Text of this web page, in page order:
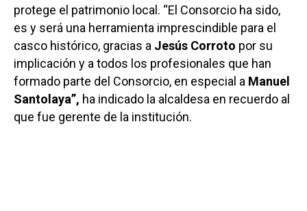
protege el patrimonio local. “El Consorcio ha sido,
es y será una herramienta imprescindible para el
casco histórico, gracias a Jesús Corroto por su
implicación y a todos los profesionales que han
formado parte del Consorcio, en especial a Manuel
Santolaya”, ha indicado la alcaldesa en recuerdo al
que fue gerente de la institución.